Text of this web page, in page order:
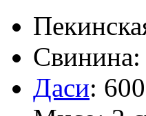
Свинина:
Даси: